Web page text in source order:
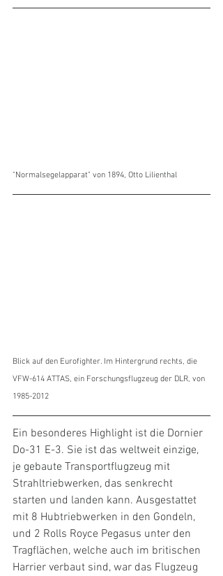
"Normalsegelapparat" von 1894, Otto Lilienthal
Blick auf den Eurofighter. Im Hintergrund rechts, die
VFW-614 ATTAS, ein Forschungsflugzeug der DLR, von
1985-2012
Ein besonderes Highlight ist die Dornier
Do-31 E-3. Sie ist das weltweit einzige,
je gebaute Transportflugzeug mit
Strahltriebwerken, das senkrecht
starten und landen kann. Ausgestattet
mit 8 Hubtriebwerken in den Gondeln,
und 2 Rolls Royce Pegasus unter den
Tragflächen, welche auch im britischen
Harrier verbaut sind, war das Flugzeug